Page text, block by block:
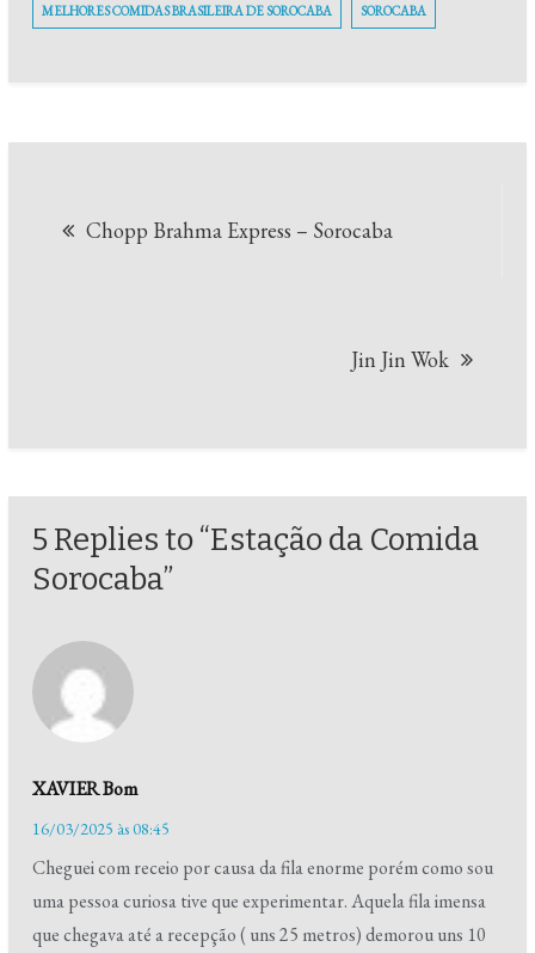
MELHORES COMIDAS BRASILEIRA DE SOROCABA SOROCABA
Chopp Brahma Express – Sorocaba
Jin Jin Wok
5 Replies to “Estação da Comida
Sorocaba”
XAVIER Bom
16/03/2025 às 08:45
Cheguei com receio por causa da fila enorme porém como sou
uma pessoa curiosa tive que experimentar. Aquela fila imensa
que chegava até a recepção ( uns 25 metros) demorou uns 10